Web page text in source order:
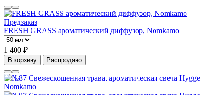
Предзаказ
FRESH GRASS ароматический диффузор, Nomkamo
1 400 ₽
В корзину Распродано